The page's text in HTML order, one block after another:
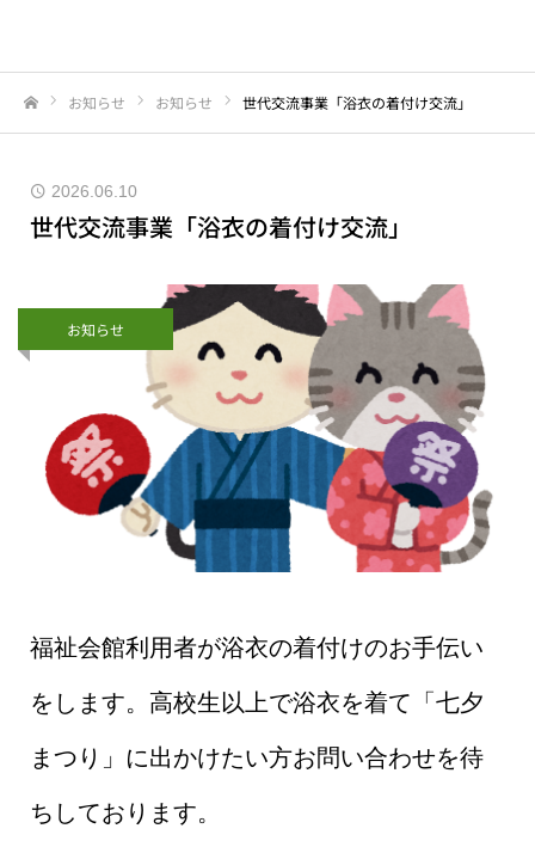
お知らせ お知らせ 世代交流事業「浴衣の着付け交流」
2026.06.10
世代交流事業「浴衣の着付け交流」
お知らせ
福祉会館利用者が浴衣の着付けのお手伝い
をします。高校生以上で浴衣を着て「七夕
まつり」に出かけたい方お問い合わせを待
ちしております。